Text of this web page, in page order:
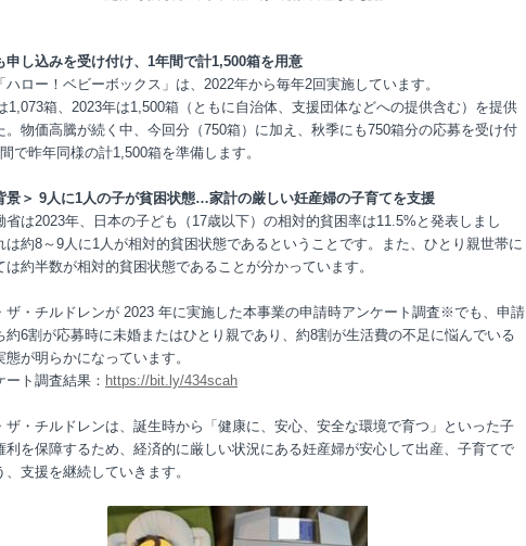
申し込みを受け付け、1年間で計1,500箱を用意
ハロー！ベビーボックス」は、2022年から毎年2回実施しています。
1,073箱、2023年は1,500箱（ともに自治体、支援団体などへの提供含む）を提供
。物価高騰が続く中、今回分（750箱）に加え、秋季にも750箱分の応募を受け付
で昨年同様の計1,500箱を準備します。
景＞ 9人に1人の子が貧困状態…家計の厳しい妊産婦の子育てを支援
省は2023年、日本の子ども（17歳以下）の相対的貧困率は11.5%と発表しまし
は約8～9人に1人が相対的貧困状態であるということです。また、ひとり親世帯に
は約半数が相対的貧困状態であることが分かっています。
ザ・チルドレンが 2023 年に実施した本事業の申請時アンケート調査※でも、申請
約6割が応募時に未婚またはひとり親であり、約8割が生活費の不足に悩んでいる
態が明らかになっています。
ト調査結果： https://bit.ly/434scah
ザ・チルドレンは、誕生時から「健康に、安心、安全な環境で育つ」といった子
利を保障するため、経済的に厳しい状況にある妊産婦が安心して出産、子育てで
、支援を継続していきます。